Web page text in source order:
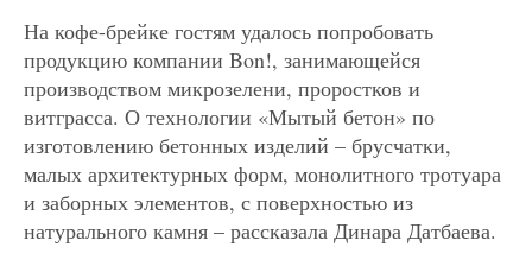
На кофе-брейке гостям удалось попробовать
продукцию компании Bon!, занимающейся
производством микрозелени, проростков и
витграсса. О технологии «Мытый бетон» по
изготовлению бетонных изделий – брусчатки,
малых архитектурных форм, монолитного тротуара
и заборных элементов, с поверх­ностью из
натурального камня – рассказала Динара Датбаева.